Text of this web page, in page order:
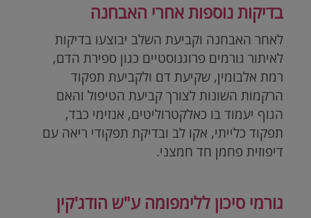
בדיקות נוספות אחרי האבחנה
לאחר האבחנה וקביעת השלב יבוצעו בדיקות
לאיתור גורמים פרוגנוסטיים כגון ספירת הדם,
רמת אלבומין, שקיעת דם ולקביעת תפקוד
הרקמות השונות לצורך קביעת הטיפול והאם
הגוף יעמוד בו כאלקטרוליטים, אנזימי כבד,
תפקוד כלייתי, אקו לב ובדיקת תפקודי ריאה עם
דיפוזית פחמן חד חמצני.
גורמי סיכון ללימפומה ע"ש הודג'קין